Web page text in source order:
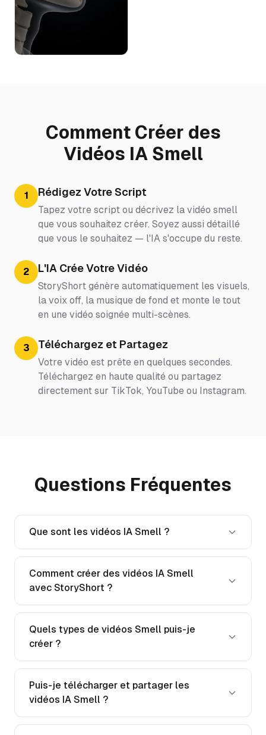
Comment Créer des
Vidéos IA Smell
1 Rédigez Votre Script
Tapez votre script ou décrivez la vidéo smell
que vous souhaitez créer. Soyez aussi détaillé
que vous le souhaitez — l'IA s'occupe du reste.
2 L'IA Crée Votre Vidéo
StoryShort génère automatiquement les visuels,
la voix off, la musique de fond et monte le tout
en une vidéo soignée multi-scènes.
3 Téléchargez et Partagez
Votre vidéo est prête en quelques secondes.
Téléchargez en haute qualité ou partagez
directement sur TikTok, YouTube ou Instagram.
Questions Fréquentes
Que sont les vidéos IA Smell ?
Comment créer des vidéos IA Smell
avec StoryShort ?
Quels types de vidéos Smell puis-je
créer ?
Puis-je télécharger et partager les
vidéos IA Smell ?